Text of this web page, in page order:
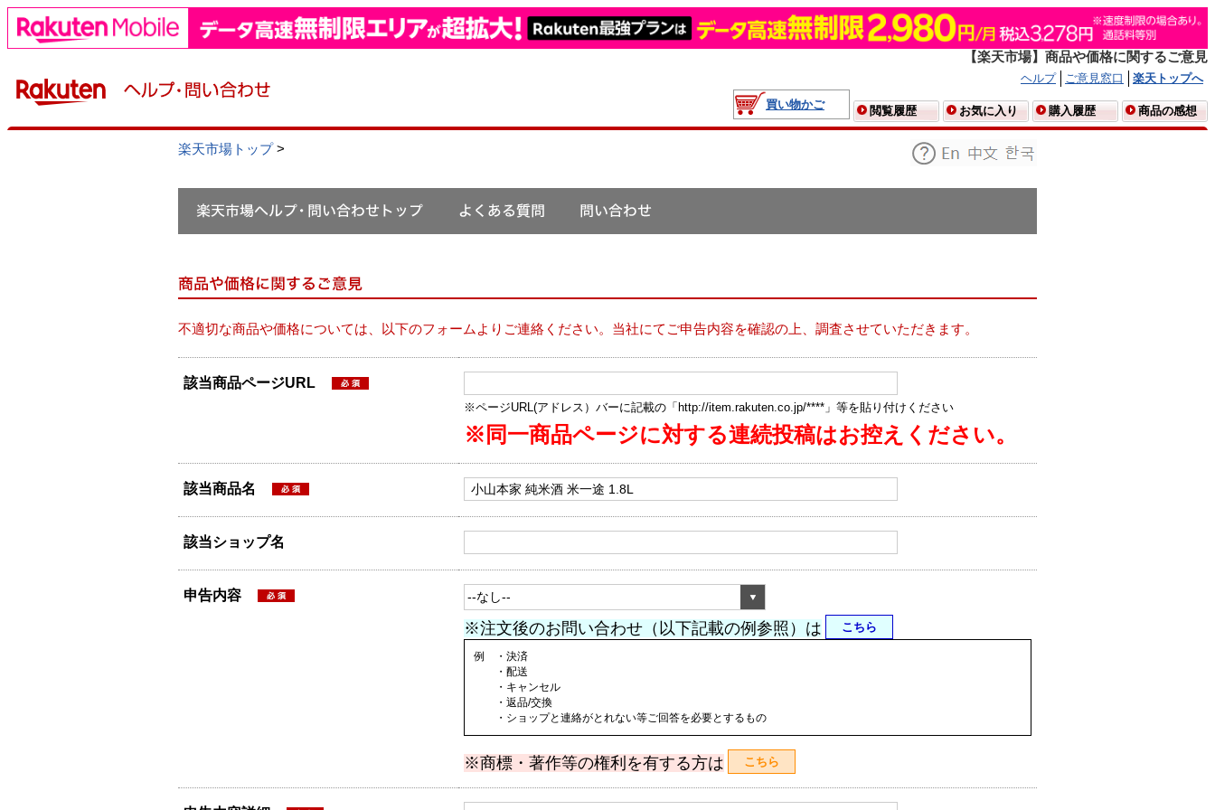
【楽天市場】商品や価格に関するご意見
ヘルプ ご意見窓口
楽天トップへ
買い物かご
閲覧履歴 お気に入り 購入履歴 商品の感想
楽天市場トップ>
不適切な商品や価格については、以下のフォームよりご連絡ください。当社にてご申告内容を確認の上、調査させていただきます。
該当商品ページURL
※ページURL(アドレス）バーに記載の「http://item.rakuten.co.jp/****」等を貼り付けください
※同一商品ページに対する連続投稿はお控えください。
該当商品名
該当ショップ名
申告内容
※注文後のお問い合わせ（以下記載の例参照）は こちら
例 ・決済
・配送
・キャンセル
・返品/交換
・ショップと連絡がとれない等ご回答を必要とするもの
※商標・著作等の権利を有する方は こちら